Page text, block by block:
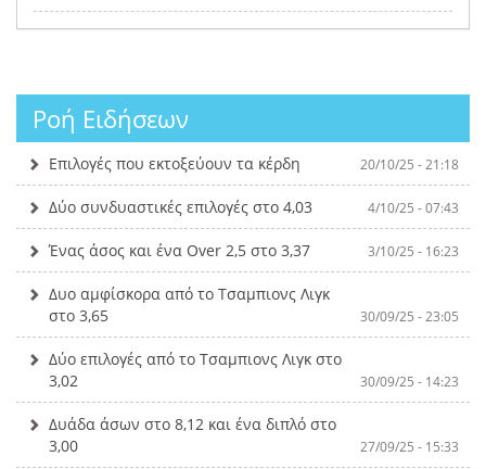
Ροή Ειδήσεων
Επιλογές που εκτοξεύουν τα κέρδη 20/10/25 - 21:18
Δύο συνδυαστικές επιλογές στο 4,03 4/10/25 - 07:43
Ένας άσος και ένα Over 2,5 στο 3,37 3/10/25 - 16:23
Δυο αμφίσκορα από το Τσαμπιονς Λιγκ
στο 3,65
30/09/25 - 23:05
Δύο επιλογές από το Τσαμπιονς Λιγκ στο
3,02
30/09/25 - 14:23
Δυάδα άσων στο 8,12 και ένα διπλό στο
3,00
27/09/25 - 15:33